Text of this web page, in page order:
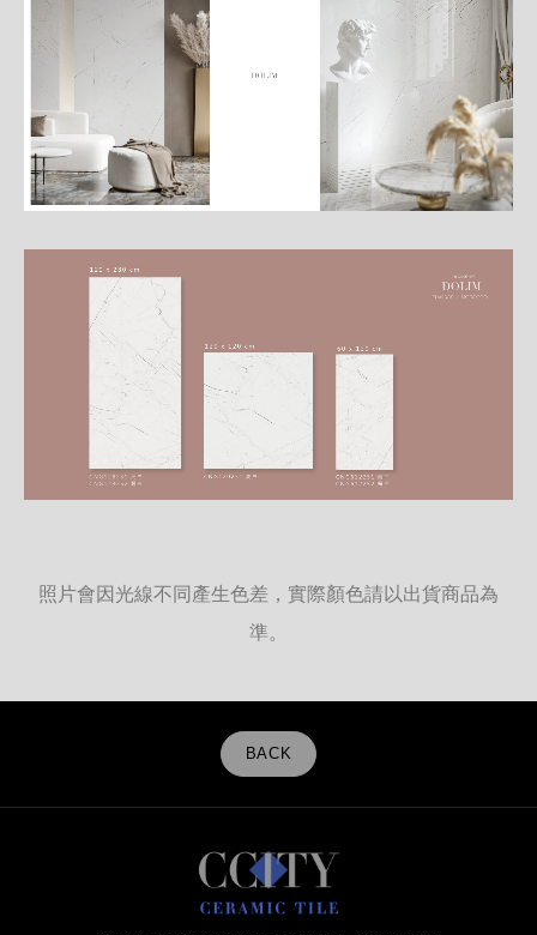
照片會因光線不同產生色差，實際顏色請以出貨商品為
準。
BACK